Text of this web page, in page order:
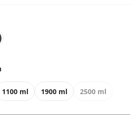
1100 ml 1900 ml 2500 ml